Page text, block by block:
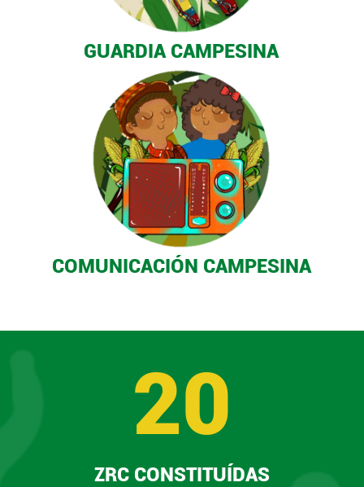
GUARDIA CAMPESINA
COMUNICACIÓN CAMPESINA
20
ZRC CONSTITUÍDAS